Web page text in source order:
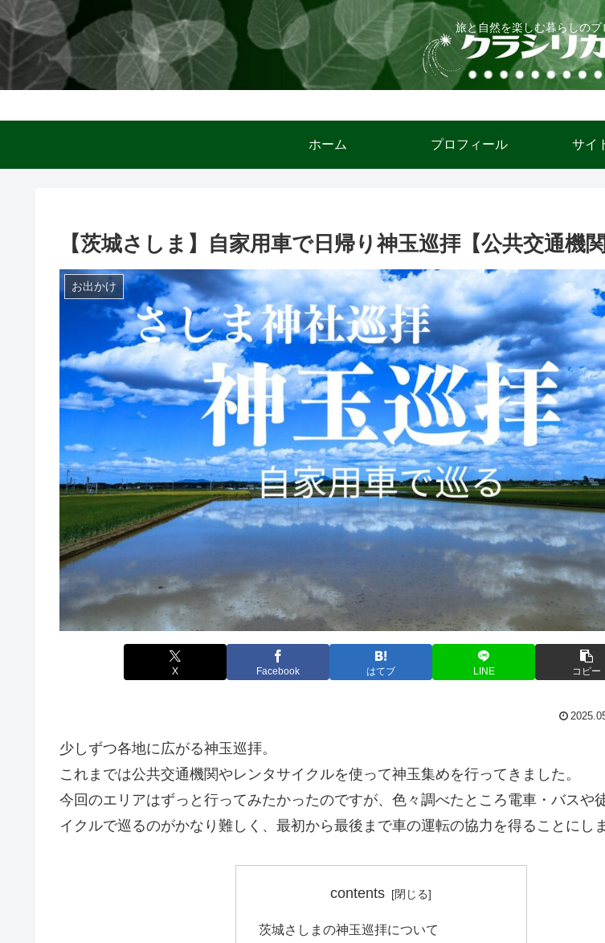
旅と自然を楽しむ暮らしのブ
ホーム プロフィール サイ
【茨城さしま】自家用車で日帰り神玉巡拝【公共交通機関
お出かけ
X Facebook はてブ LINE コピー
少しずつ各地に広がる神玉巡拝。
これまでは公共交通機関やレンタサイクルを使って神玉集めを行ってきました。
今回のエリアはずっと行ってみたかったのですが、色々調べたところ電車・バスや
イクルで巡るのがかなり難しく、最初から最後まで車の運転の協力を得ることにし
contents
茨城さしまの神玉巡拝について